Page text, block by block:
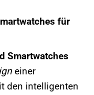
für
Smartwatches
einer
den intelligenten